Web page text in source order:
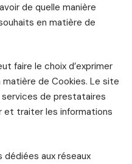
de quelle manière
en matière de
faire le choix d’exprimer
de Cookies. Le site
services de prestataires
et traiter les informations
dédiées aux réseaux